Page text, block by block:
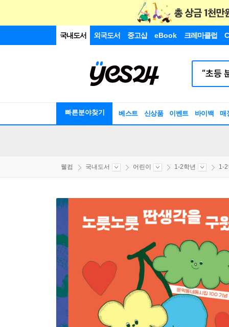
국내도서 외국도서 중고샵 eBook 크레마클럽
빠른분야찾기 베스트 신상품 이벤트 바이백 매
웰컴 국내도서 어린이 1-2학년 1-